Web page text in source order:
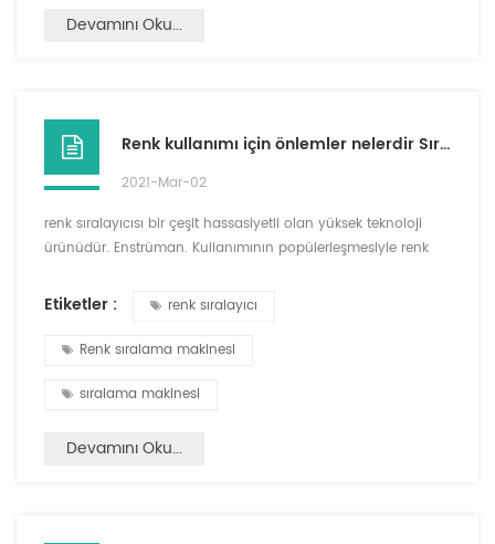
Devamını Oku...
Renk kullanımı için önlemler nelerdir Sıralayıcı?
2021-Mar-02
renk sıralayıcısı bir çeşit hassasiyetli olan yüksek teknoloji
ürünüdür. Enstrüman. Kullanımının popülerleşmesiyle renk
Vurgulandık Çünkü sadece sonra onlar tutulur Onlar
yükledikten ve hata ayırdıktan sonra, normal olarak
hafi...
Etiketler : renk sıralayıcı
Renk sıralama makinesi
sıralama makinesi
Devamını Oku...